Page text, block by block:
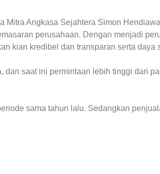
Angkasa Sejahtera Simon
perusahaan. Dengan menjadi
kian kredibel dan transparan serta daya
saat ini permintaan lebih tinggi dari
sama tahun lalu. Sedangkan